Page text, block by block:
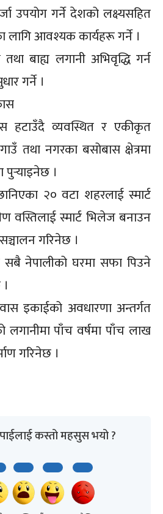
उपयोग गर्ने देशको लक्ष्यसहित
लागि आवश्यक कार्यहरू गर्ने ।
तथा बाह्य लगानी अभिवृद्धि गर्न
गर्ने ।
हटाउँदै व्यवस्थित र एकीकृत
तथा नगरका बसोबास क्षेत्रमा
।
२० वटा शहरलाई स्मार्ट
वस्तिलाई स्मार्ट भिलेज बनाउन
गरिनेछ ।
सबै नेपालीको घरमा सफा पिउने
इकाईको अवधारणा अन्तर्गत
लगानीमा पाँच वर्षमा पाँच लाख
गरिनेछ ।
कस्तो महसुस भयो ?